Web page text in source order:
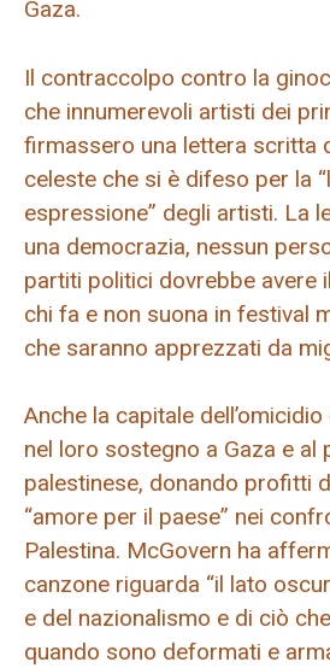
Gaza.
Il contraccolpo contro la
che innumerevoli artisti dei
firmassero una lettera scritta
celeste che si è difeso per la
espressione” degli artisti. La
una democrazia, nessun
partiti politici dovrebbe avere
chi fa e non suona in festival
che saranno apprezzati da
Anche la capitale
nel loro sostegno a Gaza e al
palestinese, donando profitti
“amore per il paese” nei
Palestina. McGovern ha
canzone riguarda “il lato
e del nazionalismo e di ciò
quando sono deformati e